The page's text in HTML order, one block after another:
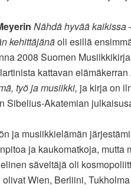
Nähdä hyvää kaikissa
kehittäjänäoli esillä
2008 Suomen
kattavan elämäkerran
työ ja musiikki, ja kirja on
Sibelius-Akatemian
ja musiikkielämän
ja kaukomatkoja, mutta
säveltäjä oli
Wien, Berliini,